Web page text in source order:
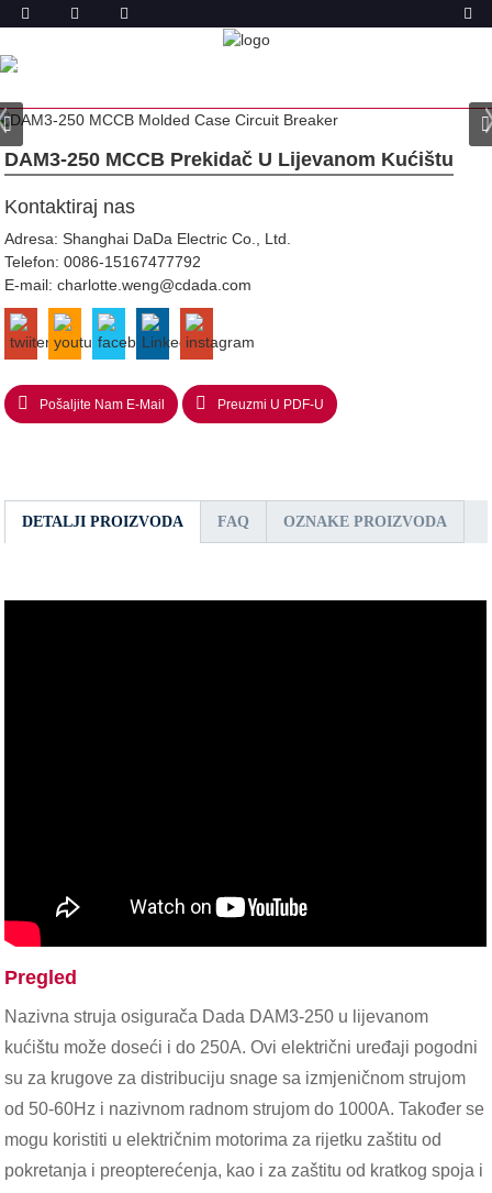
PROIZVODA
DOM
DAM3-250 MCCB Prekidač U Lijevanom Kućištu
Kontaktiraj nas
Adresa: Shanghai DaDa Electric Co., Ltd.
Telefon:0086-15167477792
E-mail:charlotte.weng@cdada.com
Pošaljite Nam E-Mail Preuzmi U PDF-U
DETALJI PROIZVODA FAQ OZNAKE PROIZVODA
Pregled
Nazivna struja osigurača Dada DAM3-250 u lijevanom
kućištu može doseći i do 250A. Ovi električni uređaji pogodni
su za krugove za distribuciju snage sa izmjeničnom strujom
od 50-60Hz i nazivnom radnom strujom do 1000A. Također se
mogu koristiti u električnim motorima za rijetku zaštitu od
pokretanja i preopterećenja, kao i za zaštitu od kratkog spoja i